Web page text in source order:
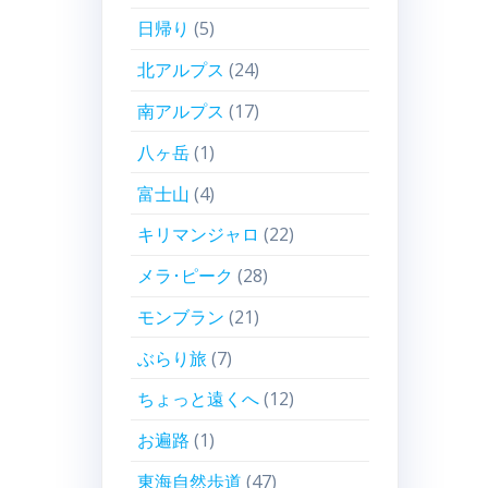
日帰り (5)
北アルプス (24)
南アルプス (17)
八ヶ岳(1)
富士山 (4)
キリマンジャロ (22)
メラ･ピーク (28)
モンブラン (21)
ぶらり旅 (7)
ちょっと遠くへ(12)
お遍路 (1)
東海自然歩道 (47)